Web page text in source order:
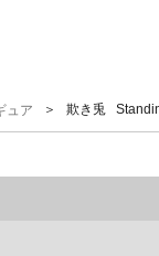
ュア ＞ 欺き兎